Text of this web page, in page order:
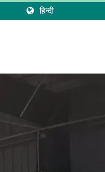
हिन्दी